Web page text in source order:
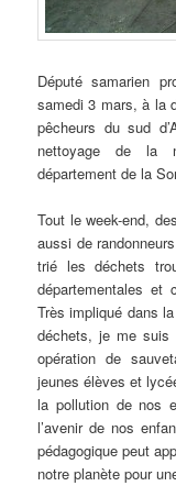
Député samarien
samedi 3 mars, à la
pêcheurs du sud
nettoyage de la
département de la
Tout le week-end,
aussi de
trié les déchets
départementales et
Très impliqué dans
déchets, je me suis
opération de
jeunes élèves et
la pollution de nos
l’avenir de nos
pédagogique peut
notre planète pour